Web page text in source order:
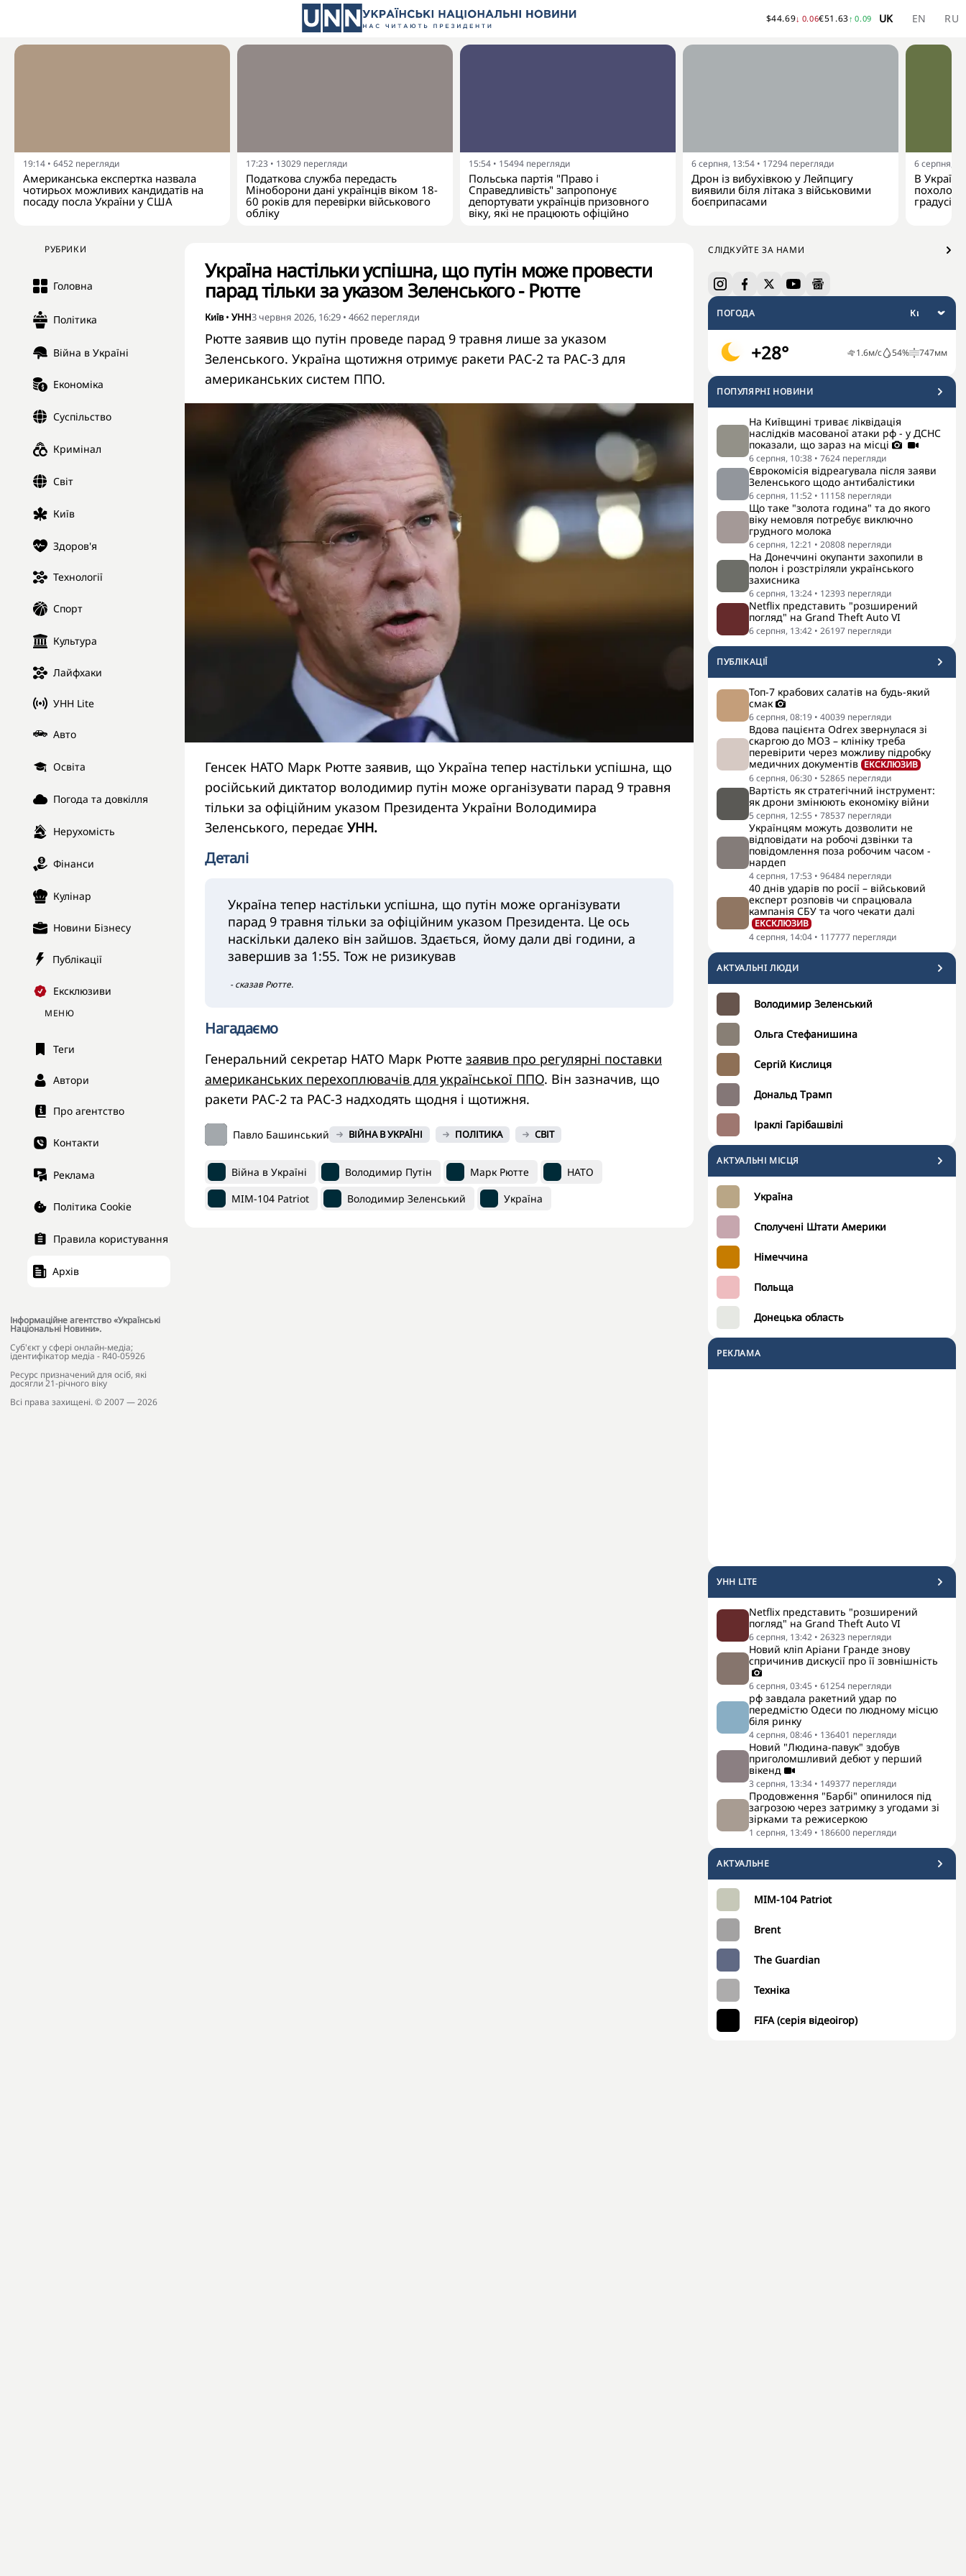
$44.69↓ 0.06€51.63↑ 0.09 UK EN RU
19:14 • 6452 перегляди
Американська експертка назвала
чотирьох можливих кандидатів на
посаду посла України у США
17:23 • 13029 перегляди
Податкова служба передасть
Міноборони дані українців віком 18-
60 років для перевірки військового
обліку
15:54 • 15494 перегляди
Польська партія "Право і
Справедливість" запропонує
депортувати українців призовного
віку, які не працюють офіційно
6 серпня, 13:54 • 17294 перегляди
Дрон із вибухівкою у Лейпцигу
виявили біля літака з військовими
боєприпасами
6 серпня,
В
градусів
РУБРИКИ
Головна
Політика
Війна в Україні
Економіка
Суспільство
Кримінал
Світ
Київ
Здоров'я
Технології
Спорт
Культура
Лайфхаки
УНН Lite
Авто
Освіта
Погода та довкілля
Нерухомість
Фінанси
Кулінар
Новини Бізнесу
Публікації
Ексклюзиви
МЕНЮ
Теги
Автори
Про агентство
Контакти
Реклама
Політика Cookie
Правила користування
Архів
Інформаційне агентство «Українські
Національні Новини».
Cуб'єкт у сфері онлайн-медіа;
ідентифікатор медіа - R40-05926
Ресурс призначений для осіб, які
досягли 21-річного віку
Всі права захищені. © 2007 — 2026
СЛІДКУЙТЕ ЗА НАМИ
ПОГОДА
+28° 1.6м/с 54% 747мм
ПОПУЛЯРНI НОВИНИ
На Київщині триває ліквідація
наслідків масованої атаки рф - у ДСНС
показали, що зараз на місці
6 серпня, 10:38 • 7624 перегляди
Єврокомісія відреагувала після заяви
Зеленського щодо антибалістики
6 серпня, 11:52 • 11158 перегляди
Що таке "золота година" та до якого
віку немовля потребує виключно
грудного молока
6 серпня, 12:21 • 20808 перегляди
На Донеччині окупанти захопили в
полон і розстріляли українського
захисника
6 серпня, 13:24 • 12393 перегляди
Netflix представить "розширений
погляд" на Grand Theft Auto VI
6 серпня, 13:42 • 26197 перегляди
ПУБЛІКАЦІЇ
Топ-7 крабових салатів на будь-який
смак
6 серпня, 08:19 • 40039 перегляди
Вдова пацієнта Odrex звернулася зі
скаргою до МОЗ – клініку треба
перевірити через можливу підробку
медичних документів ЕКСКЛЮЗИВ
6 серпня, 06:30 • 52865 перегляди
Вартість як стратегічний інструмент:
як дрони змінюють економіку війни
5 серпня, 12:55 • 78537 перегляди
Українцям можуть дозволити не
відповідати на робочі дзвінки та
повідомлення поза робочим часом -
нардеп
4 серпня, 17:53 • 96484 перегляди
40 днів ударів по росії – військовий
експерт розповів чи спрацювала
кампанія СБУ та чого чекати далі
ЕКСКЛЮЗИВ
4 серпня, 14:04 • 117777 перегляди
АКТУАЛЬНI ЛЮДИ
Володимир Зеленський
Ольга Стефанишина
Сергій Кислиця
Дональд Трамп
Іраклі Гарібашвілі
АКТУАЛЬНІ МІСЦЯ
Україна
Сполучені Штати Америки
Німеччина
Польща
Донецька область
РЕКЛАМА
УНН LITE
Netflix представить "розширений
погляд" на Grand Theft Auto VI
6 серпня, 13:42 • 26323 перегляди
Новий кліп Аріани Гранде знову
спричинив дискусії про її зовнішність
6 серпня, 03:45 • 61254 перегляди
рф завдала ракетний удар по
передмістю Одеси по людному місцю
біля ринку
4 серпня, 08:46 • 136401 перегляди
Новий "Людина-павук" здобув
приголомшливий дебют у перший
вікенд
3 серпня, 13:34 • 149377 перегляди
Продовження "Барбі" опинилося під
загрозою через затримку з угодами зі
зірками та режисеркою
1 серпня, 13:49 • 186600 перегляди
АКТУАЛЬНЕ
MIM-104 Patriot
Brent
The Guardian
Техніка
FIFA (серія відеоігор)
Україна настільки успішна, що путін може провести
парад тільки за указом Зеленського - Рютте
Київ• УНН3 червня 2026, 16:29 • 4662 перегляди
Рютте заявив що путін проведе парад 9 травня лише за указом
Зеленського. Україна щотижня отримує ракети PAC-2 та PAC-3 для
американських систем ППО.
Генсек НАТО Марк Рютте заявив, що Україна тепер настільки успішна, що
російський диктатор володимир путін може організувати парад 9 травня
тільки за офіційним указом Президента України Володимира
Зеленського, передає УНН.
Деталі
Україна тепер настільки успішна, що путін може організувати
парад 9 травня тільки за офіційним указом Президента. Це ось
наскільки далеко він зайшов. Здається, йому дали дві години, а
завершив за 1:55. Тож не ризикував
- сказав Рютте.
Нагадаємо
Генеральний секретар НАТО Марк Рютте заявив про регулярні поставки
американських перехоплювачів для української ППО. Він зазначив, що
ракети PAC-2 та PAC-3 надходять щодня і щотижня.
Павло Башинський ВІЙНА В УКРАЇНІ ПОЛІТИКА СВІТ
Війна в Україні Володимир Путін Марк Рютте
НАТО
MIM-104 Patriot
Володимир Зеленський Україна